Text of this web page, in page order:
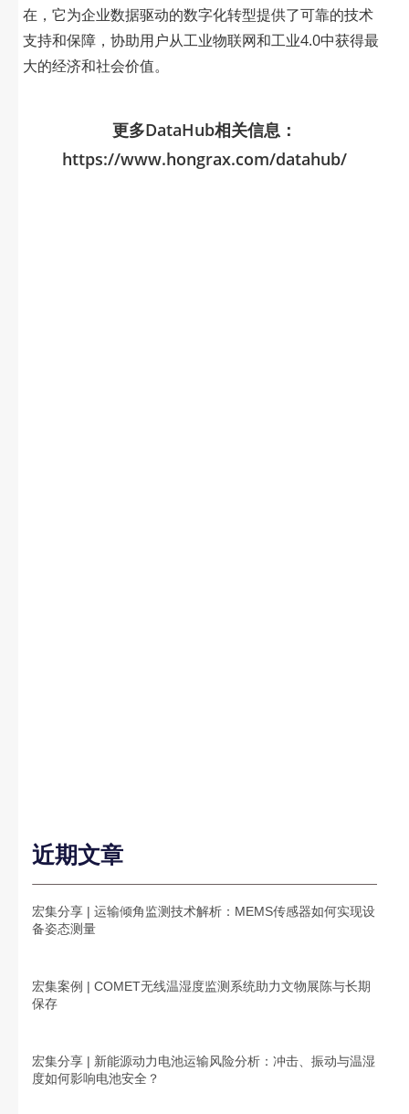
在，它为企业数据驱动的数字化转型提供了可靠的技术
支持和保障，协助用户从工业物联网和工业4.0中获得最
大的经济和社会价值。
更多DataHub相关信息：
https://www.hongrax.com/datahub/
近期文章
宏集分享 | 运输倾角监测技术解析：MEMS传感器如何实现设
备姿态测量
宏集案例 | COMET无线温湿度监测系统助力文物展陈与长期
保存
宏集分享 | 新能源动力电池运输风险分析：冲击、振动与温湿
度如何影响电池安全？